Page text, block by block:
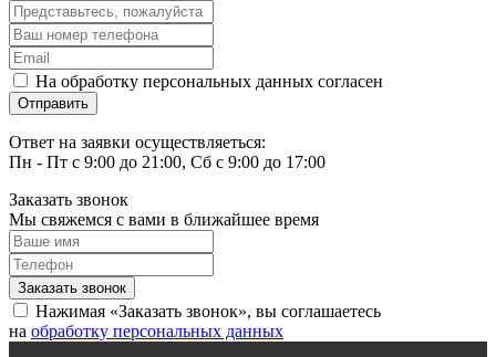
На обработку персональных данных согласен
Ответ на заявки осуществляеться:
Пн - Пт с 9:00 до 21:00, Сб с 9:00 до 17:00
Заказать звонок
Мы свяжемся с вами в ближайшее время
Нажимая «Заказать звонок», вы соглашаетесь
на обработку персональных данных